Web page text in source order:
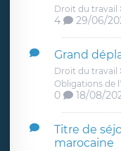
Droit du travail
4 29/06/
Grand
Droit du travail
Obligations de
0 18/08/
Titre de
marocaine